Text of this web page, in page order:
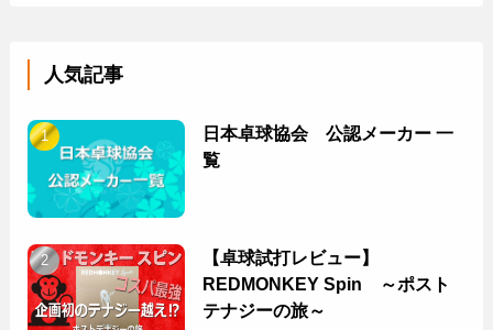
人気記事
日本卓球協会 公認メーカー 一
覧
【卓球試打レビュー】
REDMONKEY Spin ～ポスト
テナジーの旅～